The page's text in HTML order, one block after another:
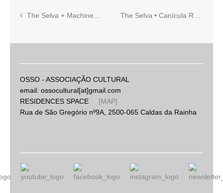
The Selva + Machinefabriek • Barbatrama
OSSO - ASSOCIAÇÃO CULTURAL
email: ossocultural[at]gmail.com
RESIDENCES SPACE [MAP]
Rua de São Gregório nº9A, 2500-065 Caldas da Rainha